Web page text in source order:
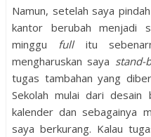
Namun, setelah saya
kantor berubah menjadi
minggu fullitu
mengharuskan saya
tugas tambahan yang
Sekolah mulai dari desain
kalender dan sebagainya
saya berkurang. Kalau